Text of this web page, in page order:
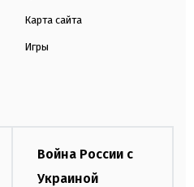
Карта сайта
Игры
Война России с
Украиной